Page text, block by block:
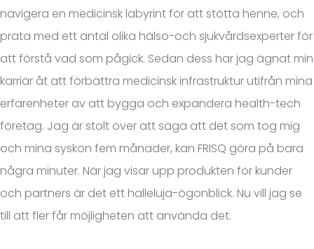
navigera en medicinsk labyrint för att stötta henne, och
prata med ett antal olika hälso-och sjukvårdsexperter för
att förstå vad som pågick. Sedan dess har jag ägnat min
karriär åt att förbättra medicinsk infrastruktur utifrån mina
erfarenheter av att bygga och expandera health-tech
företag. Jag är stolt över att säga att det som tog mig
och mina syskon fem månader, kan FRISQ göra på bara
några minuter. När jag visar upp produkten för kunder
och partners är det ett halleluja-ögonblick. Nu vill jag se
till att fler får möjligheten att använda det.